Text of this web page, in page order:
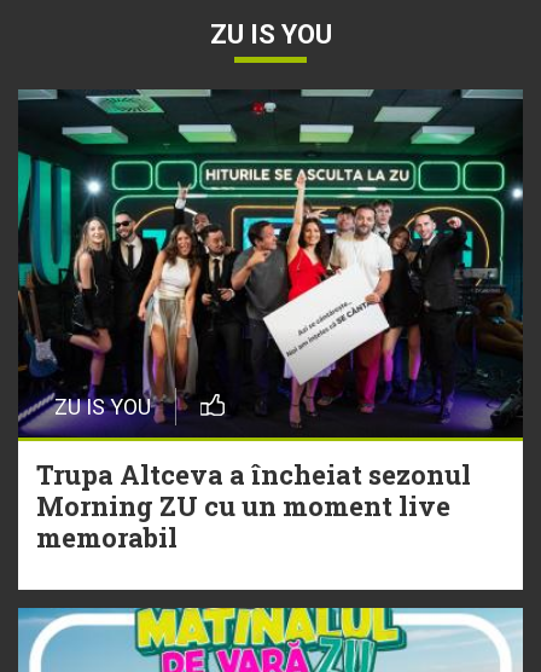
Bătălie strânsă la Hitul Monstru Al
Verii: Cabron versus Faydee
21 Iulie
Dă volumul mai tare! Cabron vine
cu Hitul Monstru al Verii
20 Iulie
Episod nou | Muzica Aia x DJ
Christian Thomson
20 Iulie
Torpedoul lui Morar: Theo Rose -
ZU IS YOU
ZU IS YOU
Trupa Altceva a încheiat sezonul
Morning ZU cu un moment live
memorabil